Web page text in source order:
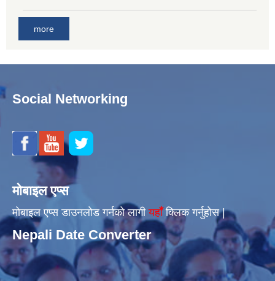
more
Social Networking
मोबाइल एप्स
मोबाइल एप्स डाउनलोड गर्नको लागीयहाँँक्लिक गर्नुहोस |
Nepali Date Converter